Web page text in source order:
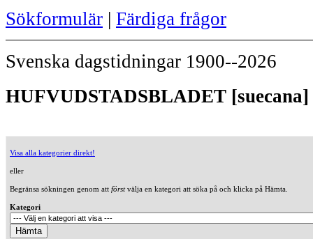
Sökformulär | Färdiga frågor
Svenska dagstidningar 1900--2026
HUFVUDSTADSBLADET [suecana]
Visa alla kategorier direkt!
eller
Begränsa sökningen genom att förstvälja en kategori att söka på och klicka på Hämta.
Kategori